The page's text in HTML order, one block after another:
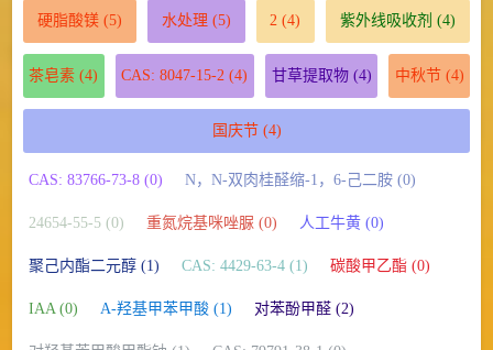
硬脂酸镁(5) 水处理 (5) 2 (4) 紫外线吸收剂 (4)
茶皂素 (4) CAS: 8047-15-2 (4) 甘草提取物(4) 中秋节(4)
国庆节(4)
CAS: 83766-73-8 (0) N，N-双肉桂醛缩-1，6-己二胺 (0)
24654-55-5 (0) 重氮烷基咪唑脲 (0) 人工牛黄 (0)
聚己内酯二元醇 (1) CAS: 4429-63-4 (1) 碳酸甲乙酯 (0)
IAA (0) Α-羟基甲苯甲酸 (1) 对苯酚甲醛 (2)